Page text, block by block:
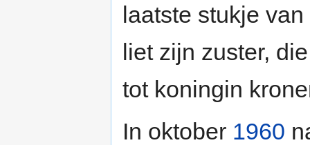
laatste stukje
liet zijn zuster,
tot koningin
In oktober 1960